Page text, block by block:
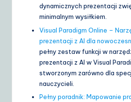
dynamicznych prezentacji
minimalnym wysiłkiem.
Visual Paradigm Online –
prezentacji z AI dla
pełny zestaw funkcji w
prezentacji z AI w Visual
stworzonym zarówno dla
nauczycieli.
Pełny poradnik: Mapowanie